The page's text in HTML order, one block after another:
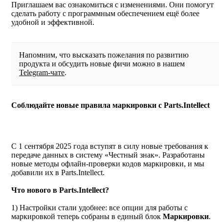
Приглашаем вас ознакомиться с изменениями. Они помогут
сделать работу с программным обеспечением ещё более
удобной и эффективной.
Напомним, что высказать пожелания по развитию
продукта и обсудить новые фичи можно в нашем
Telegram-чате.
Соблюдайте новые правила маркировки с Parts.Intellect
С 1 сентября 2025 года вступят в силу новые требования к
передаче данных в систему «Честный знак». Разработаны
новые методы офлайн-проверки кодов маркировки, и мы
добавили их в Parts.Intellect.
Что нового в Parts.Intellect?
1) Настройки стали удобнее: все опции для работы с
маркировкой теперь собраны в единый блок Маркировки.